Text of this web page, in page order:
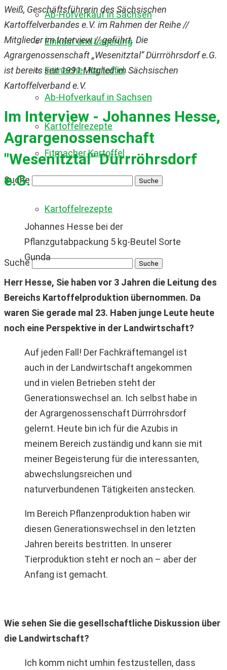
Ab-Hofverkauf in Sachsen
Fitmacher Kartoffel
Kartoffelrezepte
Suche
Einkauf und Lagerung
Ab-Hofverkauf in Sachsen
Fitmacher Kartoffel
Kartoffelrezepte
Suche
Weiß, Geschäftsführerin des Sächsischen
Kartoffelverbandes e.V. im Rahmen der Reihe //
Mitglieder im Interview // geführt. Die
Agrargenossenschaft „Wesenitztal“ Dürrröhrsdorf e.G.
ist bereits seit 1991 Mitglied im Sächsischen
Kartoffelverband e.V.
Im Interview - Johannes Hesse,
Agrargenossenschaft
"Wesenitztal" Dürrröhrsdorf
e.G.
Johannes Hesse bei der
Pflanzgutabpackung 5 kg-Beutel Sorte
Gunda
Herr Hesse, Sie haben vor 3 Jahren die Leitung des
Bereichs Kartoffelproduktion übernommen. Da
waren Sie gerade mal 23. Haben junge Leute heute
noch eine Perspektive in der Landwirtschaft?
Auf jeden Fall! Der Fachkräftemangel ist
auch in der Landwirtschaft angekommen
und in vielen Betrieben steht der
Generationswechsel an. Ich selbst habe in
der Agrargenossenschaft Dürrröhrsdorf
gelernt. Heute bin ich für die Azubis in
meinem Bereich zuständig und kann sie mit
meiner Begeisterung für die interessanten,
abwechslungsreichen und
naturverbundenen Tätigkeiten anstecken.
Im Bereich Pflanzenproduktion haben wir
diesen Generationswechsel in den letzten
Jahren bereits bestritten. In unserer
Tierproduktion steht er noch an – aber der
Anfang ist gemacht.
Wie sehen Sie die gesellschaftliche Diskussion über
die Landwirtschaft?
Ich komm nicht umhin festzustellen, dass